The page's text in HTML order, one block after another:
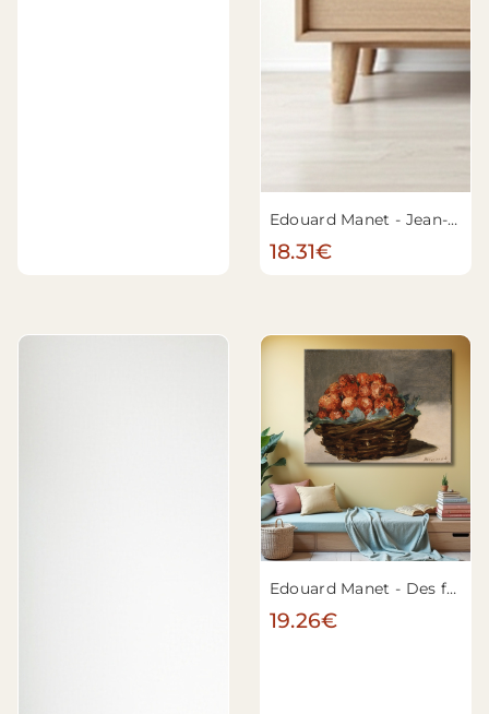
Edouard Manet - Jean-Baptiste Faure (1830–1914)
18.31€
Edouard Manet - Des fraises
19.26€